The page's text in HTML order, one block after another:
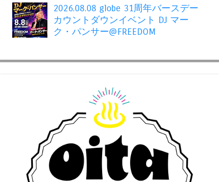
2026.08.08 globe 31周年バースデー
カウントダウンイベント DJ マー
ク・パンサー@FREEDOM